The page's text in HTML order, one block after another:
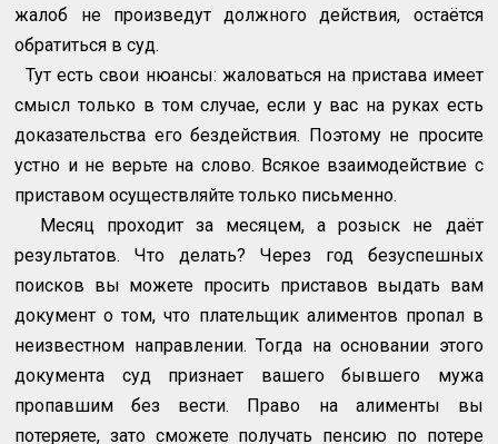
жалоб не произведут должного действия, остаётся
обратиться в суд.
Тут есть свои нюансы: жаловаться на пристава имеет
смысл только в том случае, если у вас на руках есть
доказательства его бездействия. Поэтому не просите
устно и не верьте на слово. Всякое взаимодействие с
приставом осуществляйте только письменно.
Месяц проходит за месяцем, а розыск не даёт
результатов. Что делать? Через год безуспешных
поисков вы можете просить приставов выдать вам
документ о том, что плательщик алиментов пропал в
неизвестном направлении. Тогда на основании этого
документа суд признает вашего бывшего мужа
пропавшим без вести. Право на алименты вы
потеряете, зато сможете получать пенсию по потере